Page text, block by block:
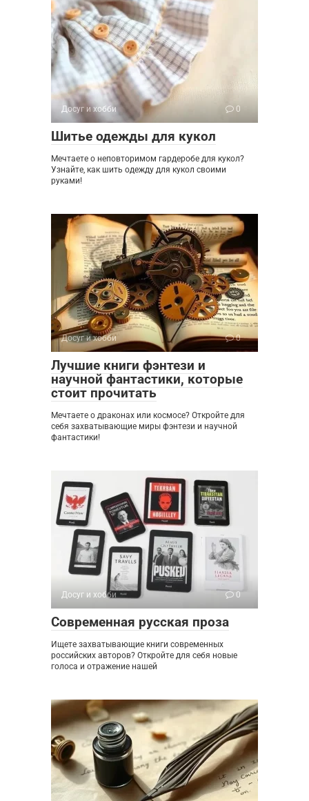
Досуг и хобби 0
Шитье одежды для кукол
Мечтаете о неповторимом гардеробе для кукол?
Узнайте, как шить одежду для кукол своими
руками!
Досуг и хобби 0
Лучшие книги фэнтези и
научной фантастики, которые
стоит прочитать
Мечтаете о драконах или космосе? Откройте для
себя захватывающие миры фэнтези и научной
фантастики!
Досуг и хобби 0
Современная русская проза
Ищете захватывающие книги современных
российских авторов? Откройте для себя новые
голоса и отражение нашей